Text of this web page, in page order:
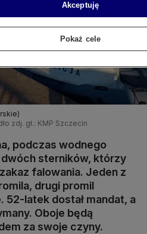
zdj. gł.: KMP Szczecin
podczas wodnego
sterników, którzy
falowania. Jeden z
drugi promil
52-latek dostał mandat, a
Oboje będą
za swoje czyny.
Akceptuję
Pokaż cele